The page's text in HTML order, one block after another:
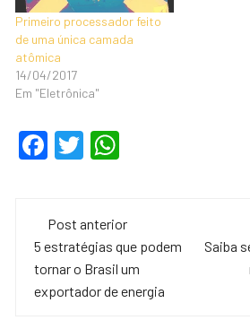
Primeiro processador feito
de uma única camada
atômica
14/04/2017
Em "Eletrônica"
F
e
b
o
T
er s
A
p
Navegação
de
post
Post anterior
5 estratégias que podem
tornar o Brasil um
exportador de energia
Saiba